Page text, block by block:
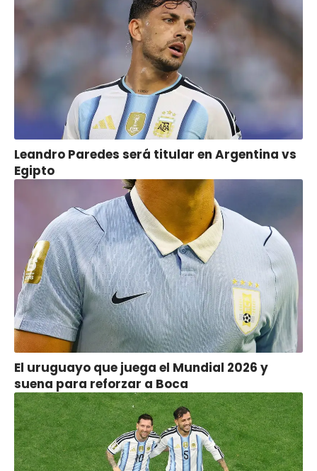
Leandro Paredes será titular en Argentina vs
Egipto
El uruguayo que juega el Mundial 2026 y
suena para reforzar a Boca